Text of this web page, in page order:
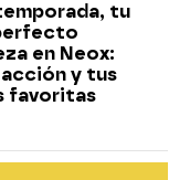
tu
en Neox:
acción y tus
favoritas